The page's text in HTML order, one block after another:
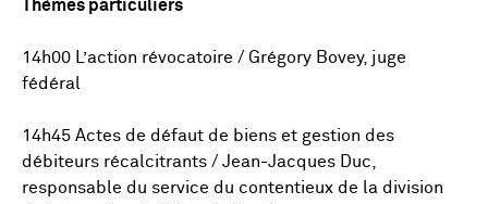
Thèmes particuliers
14h00 L’action révocatoire / Grégory Bovey, juge
fédéral
14h45 Actes de défaut de biens et gestion des
débiteurs récalcitrants / Jean-Jacques Duc,
responsable du service du contentieux de la division